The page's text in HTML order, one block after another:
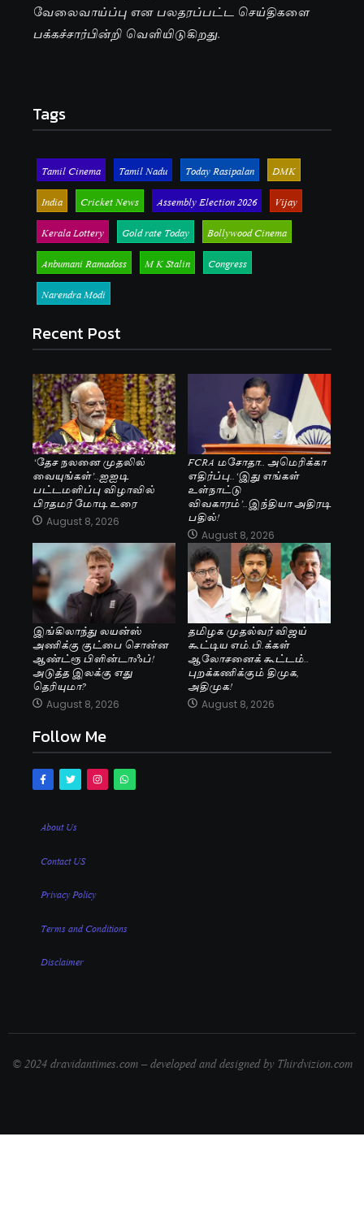
வேலைவாய்ப்பு என பலதரப்பட்ட செய்திகளை
பக்கச்சார்பின்றி வெளியிடுகிறது.
Tags
Tamil Cinema Tamil Nadu Today Rasipalan
DMK
India
Cricket News Assembly Election 2026
Vijay
Kerala Lottery
Gold rate Today
Bollywood Cinema
Anbumani Ramadoss
M K Stalin
Congress
Narendra Modi
Recent Post
‘தேச நலனை முதலில்
வையுங்கள்’..ஐஐடி
பட்டமளிப்பு விழாவில்
பிரதமர் மோடி உரை
August 8, 2026
FCRA மசோதா.. அமெரிக்கா
எதிர்ப்பு..‘இது எங்கள்
உள்நாட்டு
விவகாரம்’..இந்தியா அதிரடி
பதில்!
August 8, 2026
இங்கிலாந்து லயன்ஸ்
அணிக்கு குட்பை சொன்ன
ஆண்ட்ரூ பிளின்டாஃப்!
அடுத்த இலக்கு எது
தெரியுமா?
August 8, 2026
தமிழக முதல்வர் விஜய்
கூட்டிய எம்.பி.க்கள்
ஆலோசனைக் கூட்டம்..
புறக்கணிக்கும் திமுக,
அதிமுக!
August 8, 2026
Follow Me
About Us
Contact US
Privacy Policy
Terms and Conditions
Disclaimer
© 2024 dravidantimes.com – developed and designed by Thirdvizion.com